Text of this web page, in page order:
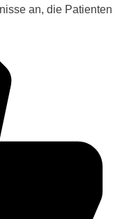
an, die Patienten